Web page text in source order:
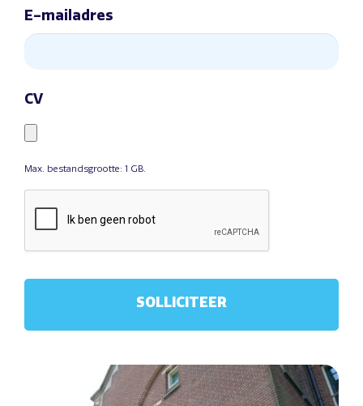
E-mailadres
CV
Max. bestandsgrootte: 1 GB.